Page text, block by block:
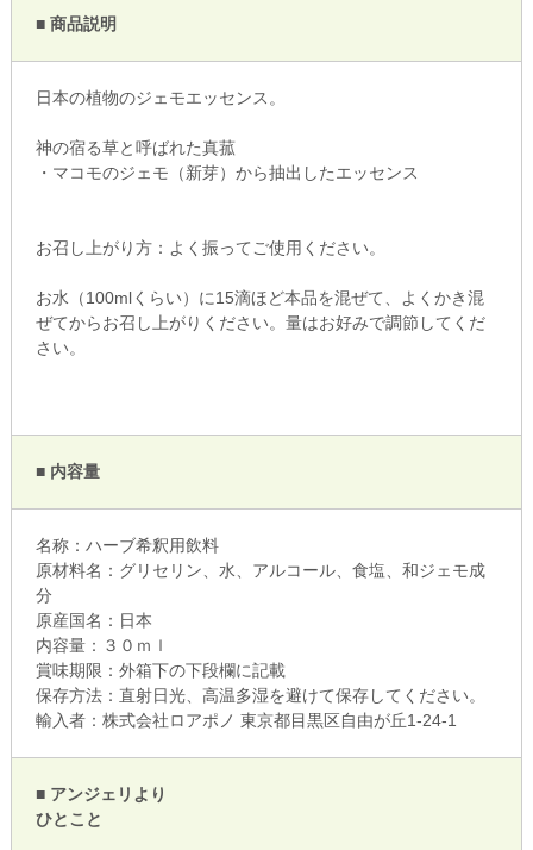
■ 商品説明
日本の植物のジェモエッセンス。
神の宿る草と呼ばれた真菰
・マコモのジェモ（新芽）から抽出したエッセンス
お召し上がり方：よく振ってご使用ください。
お水（100mlくらい）に15滴ほど本品を混ぜて、よくかき混
ぜてからお召し上がりください。量はお好みで調節してくだ
さい。
■ 内容量
名称：ハーブ希釈用飲料
原材料名：グリセリン、水、アルコール、食塩、和ジェモ成
分
原産国名：日本
内容量：３０ｍｌ
賞味期限：外箱下の下段欄に記載
保存方法：直射日光、高温多湿を避けて保存してください。
輸入者：株式会社ロアポノ 東京都目黒区自由が丘1-24-1
■ アンジェリより
ひとこと